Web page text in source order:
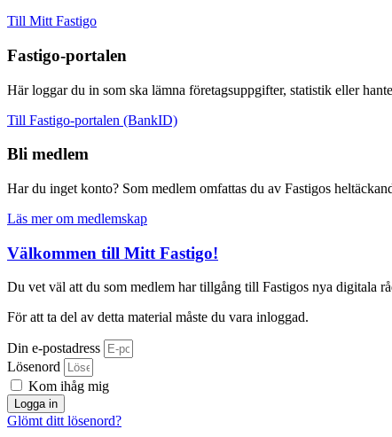
Till Mitt Fastigo
Fastigo-portalen
Här loggar du in som ska lämna företagsuppgifter, statistik eller
Till Fastigo-portalen (BankID)
Bli medlem
Har du inget konto? Som medlem omfattas du av Fastigos
Läs mer om medlemskap
Välkommen till Mitt Fastigo!
Du vet väl att du som medlem har tillgång till Fastigos nya digitala
För att ta del av detta material måste du vara inloggad.
Din e-postadress
Lösenord
Kom ihåg mig
Logga in
Glömt ditt lösenord?